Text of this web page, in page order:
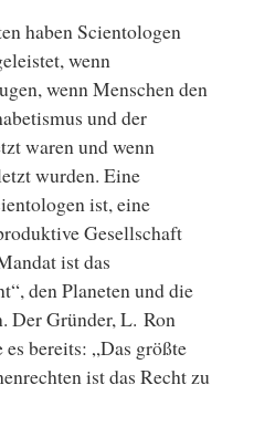
haben Scientologen
wenn
wenn Menschen den
und der
waren und wenn
wurden. Eine
ist, eine
Gesellschaft
ist das
den Planeten und die
Der Gründer, L. Ron
bereits: „Das größte
ist das Recht zu